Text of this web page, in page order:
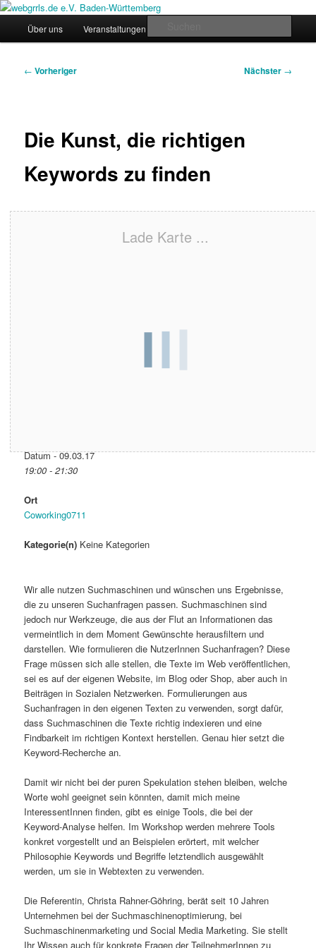
Zum
primären
webgrrls.de e.V. Baden-
Regiogruppe Baden-Württemberg der webgrrls.de e.V.
HauptmenüÜber uns Veranstaltungen
Beitragsnavigation
← Vorheriger Nächster →
Die Kunst, die richtigen
Keywords zu finden
Lade Karte ...
Datum - 09.03.17
19:00 - 21:30
Ort
Coworking0711
Kategorie(n) Keine Kategorien
Wir alle nutzen Suchmaschinen und wünschen uns Ergebnisse,
die zu unseren Suchanfragen passen. Suchmaschinen sind
jedoch nur Werkzeuge, die aus der Flut an Informationen das
vermeintlich in dem Moment Gewünschte herausfiltern und
darstellen. Wie formulieren die NutzerInnen Suchanfragen? Diese
Frage müssen sich alle stellen, die Texte im Web veröffentlichen,
sei es auf der eigenen Website, im Blog oder Shop, aber auch in
Beiträgen in Sozialen Netzwerken. Formulierungen aus
Suchanfragen in den eigenen Texten zu verwenden, sorgt dafür,
dass Suchmaschinen die Texte richtig indexieren und eine
Findbarkeit im richtigen Kontext herstellen. Genau hier setzt die
Keyword-Recherche an.
Damit wir nicht bei der puren Spekulation stehen bleiben, welche
Worte wohl geeignet sein könnten, damit mich meine
InteressentInnen finden, gibt es einige Tools, die bei der
Keyword-Analyse helfen. Im Workshop werden mehrere Tools
konkret vorgestellt und an Beispielen erörtert, mit welcher
Philosophie Keywords und Begriffe letztendlich ausgewählt
werden, um sie in Webtexten zu verwenden.
Die Referentin, Christa Rahner-Göhring, berät seit 10 Jahren
Unternehmen bei der Suchmaschinenoptimierung, bei
Suchmaschinenmarketing und Social Media Marketing. Sie stellt
Ihr Wissen auch für konkrete Fragen der TeilnehmerInnen zu